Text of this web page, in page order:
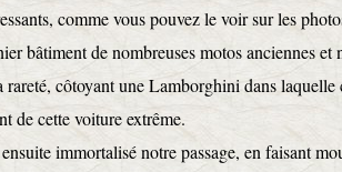
comme vous pouvez le voir sur les
bâtiment de nombreuses motos anciennes et
côtoyant une Lamborghini dans laquelle
de cette voiture extrême.
immortalisé notre passage, en faisant